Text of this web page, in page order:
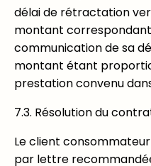
délai de rétractation
montant
communication de sa
montant étant
prestation convenu
7.3. Résolution du
Le client
par lettre